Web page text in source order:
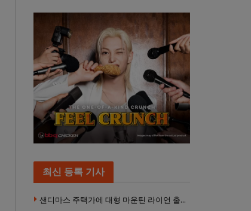
최신 등록 기사
샌디마스 주택가에 대형 마운틴 라이언 출몰… 당국 긴급 대응, 주민 접근 자제 당부